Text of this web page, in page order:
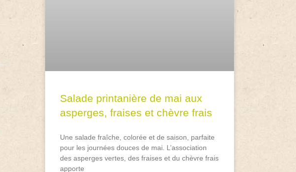
Salade printanière de mai aux
asperges, fraises et chèvre frais
Une salade fraîche, colorée et de saison, parfaite
pour les journées douces de mai. L’association
des asperges vertes, des fraises et du chèvre frais
apporte